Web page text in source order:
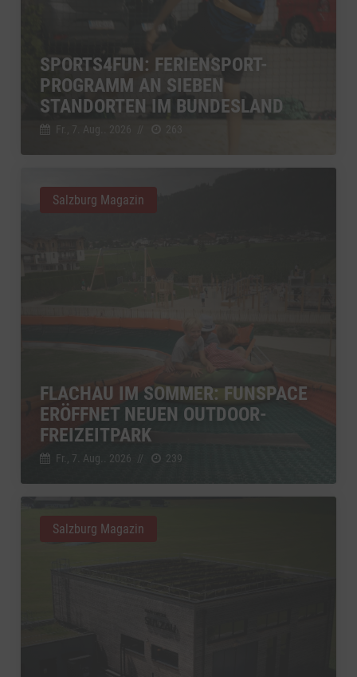
SPORTS4FUN: FERIENSPORT-
PROGRAMM AN SIEBEN
STANDORTEN IM BUNDESLAND
Fr., 7. Aug.. 2026 263
FLACHAU IM SOMMER: FUNSPACE
ERÖFFNET NEUEN OUTDOOR-
FREIZEITPARK
Fr., 7. Aug.. 2026 // 239
Salzburg Magazin
Salzburg Magazin